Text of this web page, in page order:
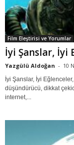
Film Eleştirisi ve Yorumlar
İyi Şanslar, İyi
Yazgülü Aldoğan - 10
İyi Şanslar, İyi
düşündürücü, dikkat
internet,...